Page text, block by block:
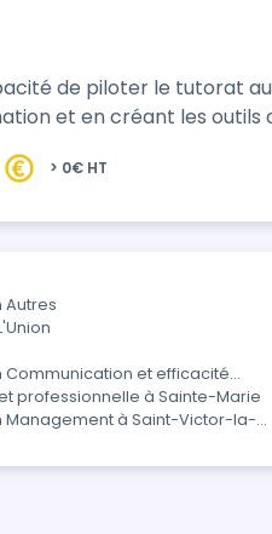
de piloter le tutorat
et en créant les outils
> 0€ HT
Autres
Communication et efficacité
professionnelle à Sainte-Marie
Management à Saint-Victor-la-